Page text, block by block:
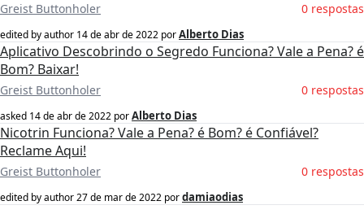
Greist Buttonholer 0 respostas
edited by author 14 de abr de 2022 porAlberto Dias
Aplicativo Descobrindo o Segredo Funciona? Vale a Pena? é
Bom? Baixar!
Greist Buttonholer 0 respostas
asked 14 de abr de 2022 porAlberto Dias
Nicotrin Funciona? Vale a Pena? é Bom? é Confiável?
Reclame Aqui!
Greist Buttonholer 0 respostas
edited by author27 de mar de 2022 pordamiaodias